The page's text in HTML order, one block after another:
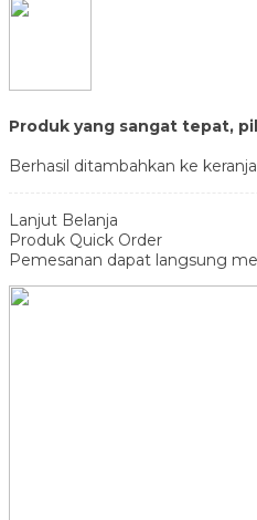
Produk yang sangat tepat,
Berhasil ditambahkan ke
Lanjut Belanja
Produk Quick Order
Pemesanan dapat langsung